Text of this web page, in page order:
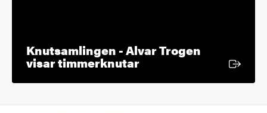
Knutsamlingen - Alvar Trogen
visar timmerknutarExtern länk